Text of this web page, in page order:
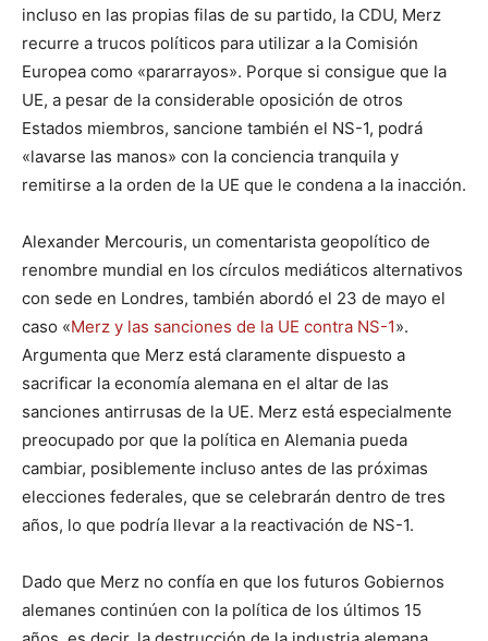
incluso en las propias filas de su partido, la CDU, Merz
recurre a trucos políticos para utilizar a la Comisión
Europea como «pararrayos». Porque si consigue que la
UE, a pesar de la considerable oposición de otros
Estados miembros, sancione también el NS-1, podrá
«lavarse las manos» con la conciencia tranquila y
remitirse a la orden de la UE que le condena a la inacción.
Alexander Mercouris, un comentarista geopolítico de
renombre mundial en los círculos mediáticos alternativos
con sede en Londres, también abordó el 23 de mayo el
caso «Merz y las sanciones de la UE contra NS-1».
Argumenta que Merz está claramente dispuesto a
sacrificar la economía alemana en el altar de las
sanciones antirrusas de la UE. Merz está especialmente
preocupado por que la política en Alemania pueda
cambiar, posiblemente incluso antes de las próximas
elecciones federales, que se celebrarán dentro de tres
años, lo que podría llevar a la reactivación de NS-1.
Dado que Merz no confía en que los futuros Gobiernos
alemanes continúen con la política de los últimos 15